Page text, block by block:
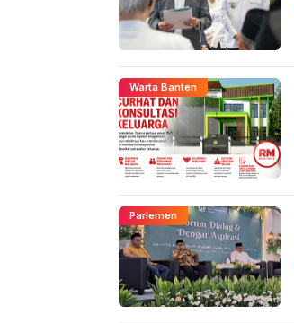
Warta Banten
Parlemen